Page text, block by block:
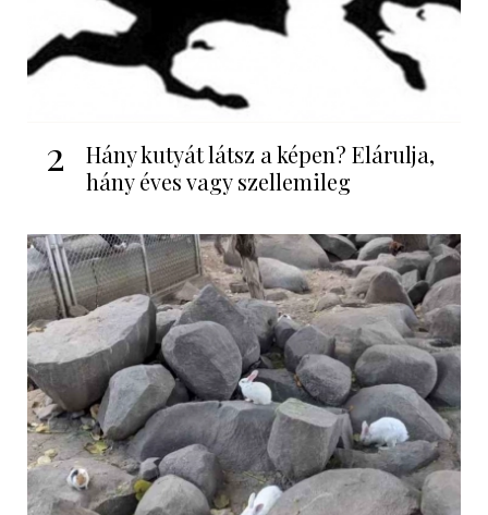
2
Hány kutyát látsz a képen? Elárulja,
hány éves vagy szellemileg